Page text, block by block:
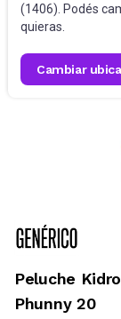
(1406). Podés
quieras.
cambiar
Peluche
Phunny 20